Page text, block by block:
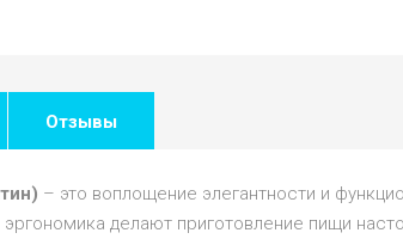
Отзывы
– это воплощение элегантности и
делают приготовление пищи